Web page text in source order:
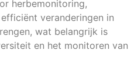
herbemonitoring,
veranderingen in
wat belangrijk is
en het monitoren van